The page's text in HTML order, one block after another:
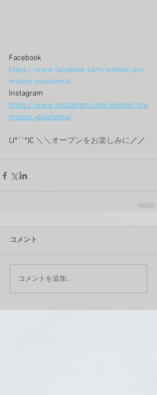
Facebook
https://www.facebook.com/women.pro
motion.yokohama/
Instagram
https://www.instagram.com/women.pro
motion.yokohama/
(J*´`*)C ＼＼オープンをお楽しみに／／
コメント
コメントを追加…